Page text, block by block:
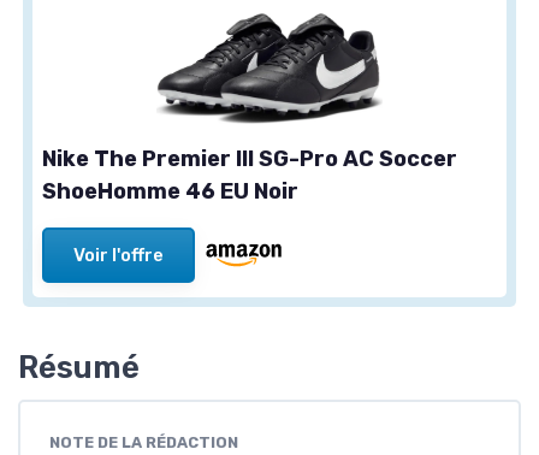
Nike The Premier III SG-Pro AC Soccer
ShoeHomme 46 EU Noir
Voir l'offre
Résumé
NOTE DE LA RÉDACTION